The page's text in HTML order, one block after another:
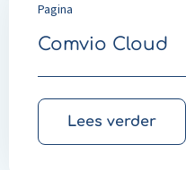
Pagina
Comvio Cloud
Lees verder